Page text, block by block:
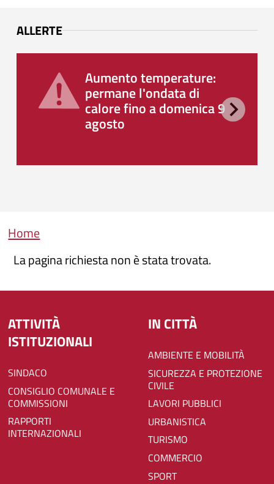
ALLERTE
Aumento temperature:
permane l'ondata di
calore fino a domenica 9
agosto
Briciole di pane
Home
La pagina richiesta non è stata trovata.
ATTIVITÀ
ISTITUZIONALI
SINDACO
CONSIGLIO COMUNALE E
COMMISSIONI
RAPPORTI
INTERNAZIONALI
IN CITTÀ
AMBIENTE E MOBILITÀ
SICUREZZA E PROTEZIONE
CIVILE
LAVORI PUBBLICI
URBANISTICA
TURISMO
COMMERCIO
SPORT